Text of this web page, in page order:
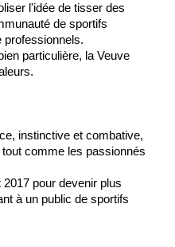
l'idée de tisser des
de sportifs
particulière, la Veuve
instinctive et combative,
comme les passionnés
pour devenir plus
à un public de sportifs